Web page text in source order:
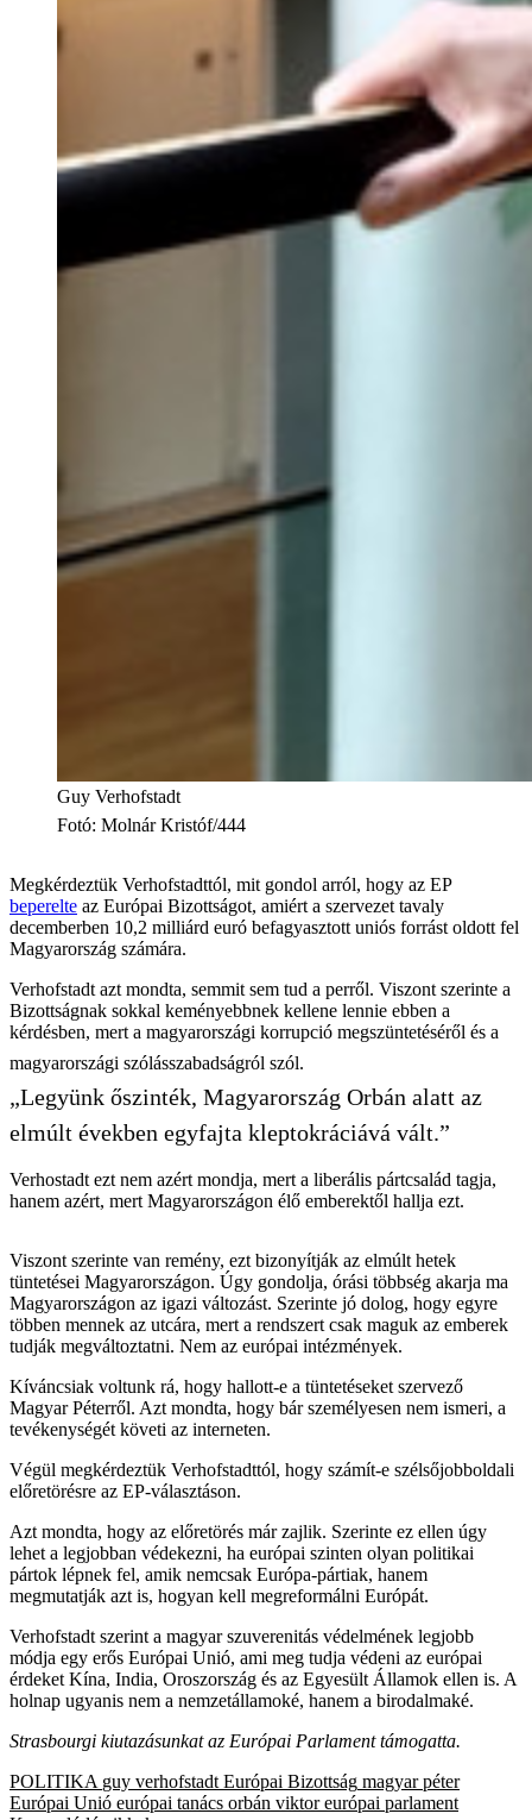
Guy Verhofstadt
Fotó: Molnár Kristóf/444
Megkérdeztük Verhofstadttól, mit gondol arról, hogy az EP
beperelte az Európai Bizottságot, amiért a szervezet tavaly
decemberben 10,2 milliárd euró befagyasztott uniós forrást oldott fel
Magyarország számára.
Verhofstadt azt mondta, semmit sem tud a perről. Viszont szerinte a
Bizottságnak sokkal keményebbnek kellene lennie ebben a
kérdésben, mert a magyarországi korrupció megszüntetéséről és a
magyarországi szólásszabadságról szól.
„Legyünk őszinték, Magyarország Orbán alatt az
elmúlt években egyfajta kleptokráciává vált.”
Verhostadt ezt nem azért mondja, mert a liberális pártcsalád tagja,
hanem azért, mert Magyarországon élő emberektől hallja ezt.
Viszont szerinte van remény, ezt bizonyítják az elmúlt hetek
tüntetései Magyarországon. Úgy gondolja, órási többség akarja ma
Magyarországon az igazi változást. Szerinte jó dolog, hogy egyre
többen mennek az utcára, mert a rendszert csak maguk az emberek
tudják megváltoztatni. Nem az európai intézmények.
Kíváncsiak voltunk rá, hogy hallott-e a tüntetéseket szervező
Magyar Péterről. Azt mondta, hogy bár személyesen nem ismeri, a
tevékenységét követi az interneten.
Végül megkérdeztük Verhofstadttól, hogy számít-e szélsőjobboldali
előretörésre az EP-választáson.
Azt mondta, hogy az előretörés már zajlik. Szerinte ez ellen úgy
lehet a legjobban védekezni, ha európai szinten olyan politikai
pártok lépnek fel, amik nemcsak Európa-pártiak, hanem
megmutatják azt is, hogyan kell megreformálni Európát.
Verhofstadt szerint a magyar szuverenitás védelmének legjobb
módja egy erős Európai Unió, ami meg tudja védeni az európai
érdeket Kína, India, Oroszország és az Egyesült Államok ellen is. A
holnap ugyanis nem a nemzetállamoké, hanem a birodalmaké.
Strasbourgi kiutazásunkat az Európai Parlament támogatta.
POLITIKA guy verhofstadt Európai Bizottság magyar péter
Európai Unió európai tanács orbán viktor európai parlament